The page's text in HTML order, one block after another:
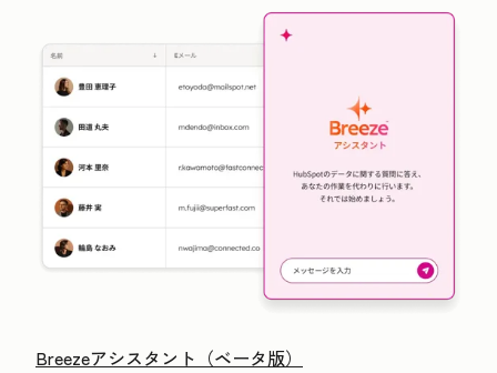
Breezeアシスタント（ベータ版）